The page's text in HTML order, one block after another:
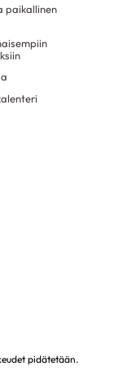
paikallinen
pidätetään.